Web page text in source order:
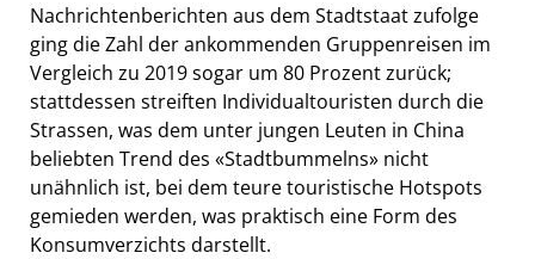
Nachrichtenberichten aus dem Stadtstaat zufolge
ging die Zahl der ankommenden Gruppenreisen im
Vergleich zu 2019 sogar um 80 Prozent zurück;
stattdessen streiften Individualtouristen durch die
Strassen, was dem unter jungen Leuten in China
beliebten Trend des «Stadtbummelns» nicht
unähnlich ist, bei dem teure touristische Hotspots
gemieden werden, was praktisch eine Form des
Konsumverzichts darstellt.